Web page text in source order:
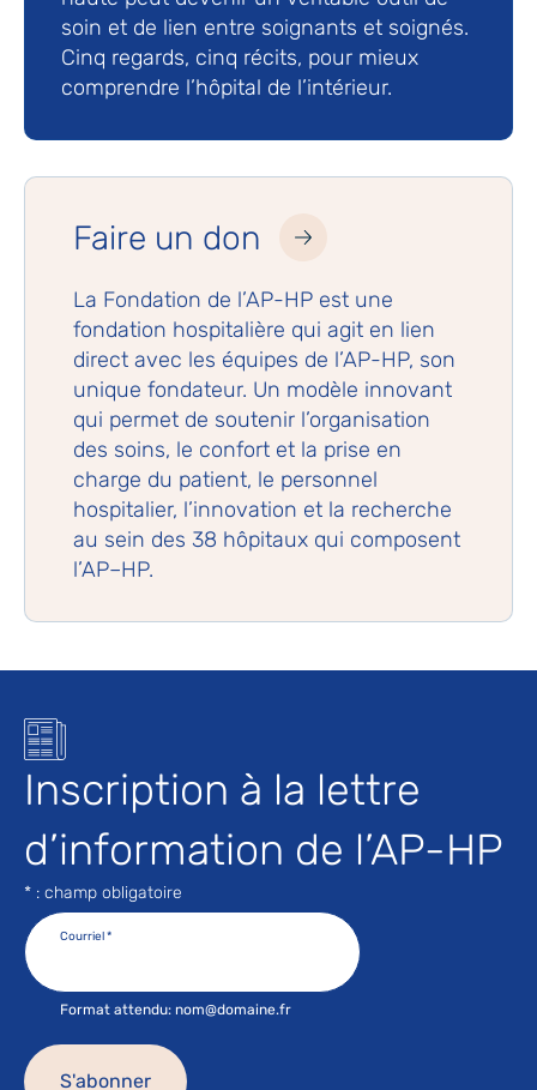
soin et de lien entre soignants et soignés.
Cinq regards, cinq récits, pour mieux
comprendre l’hôpital de l’intérieur.
Faire un don
La Fondation de l’AP-HP est une
fondation hospitalière qui agit en lien
direct avec les équipes de l’AP-HP, son
unique fondateur. Un modèle innovant
qui permet de soutenir l’organisation
des soins, le confort et la prise en
charge du patient, le personnel
hospitalier, l’innovation et la recherche
au sein des 38 hôpitaux qui composent
l’AP–HP.
Inscription à la lettre
d’information de l’AP-HP
* : champ obligatoire
Courriel*
Format attendu: nom@domaine.fr